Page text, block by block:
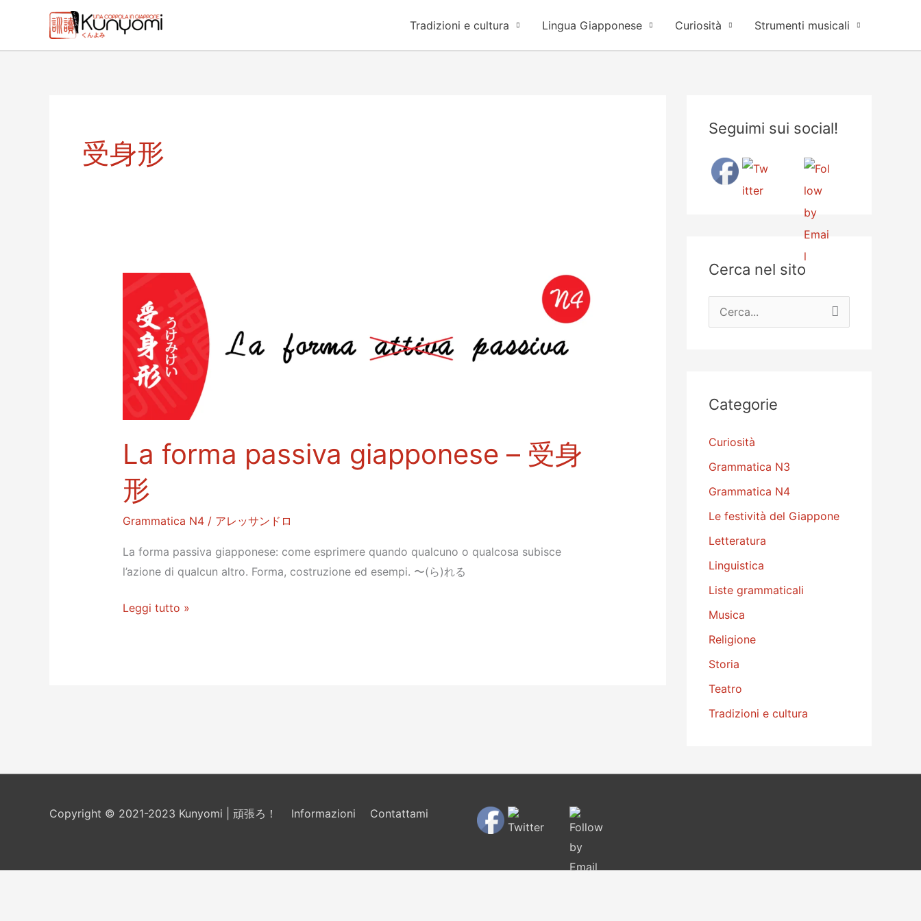
contenuto
Tradizioni e cultura Lingua Giapponese Curiosità Strumenti musicali
受身形
La forma passiva giapponese – 受身
形
Grammatica N4/ アレッサンドロ
La forma passiva giapponese: come esprimere quando qualcuno o qualcosa subisce
l’azione di qualcun altro. Forma, costruzione ed esempi. 〜(ら)れる
La
Leggi tutto »
Seguimi sui social!
Cerca nel sito
e
Categorie
Curiosità
Grammatica N3
Grammatica N4
Le festività del Giappone
Letteratura
Linguistica
Liste grammaticali
Musica
Religione
Storia
Teatro
Tradizioni e cultura
Copyright © 2021-2023 Kunyomi | 頑張ろ！ Informazioni Contattami